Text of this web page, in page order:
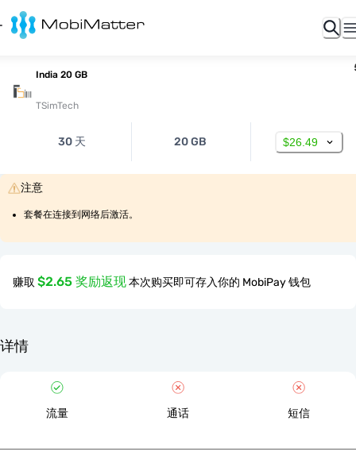
India 20 GB
TSimTech
30 天 20 GB $26.49
注意
套餐在连接到网络后激活。
赚取 $2.65 奖励返现本次购买即可存入你的 MobiPay 钱包
详情
流量 通话 短信